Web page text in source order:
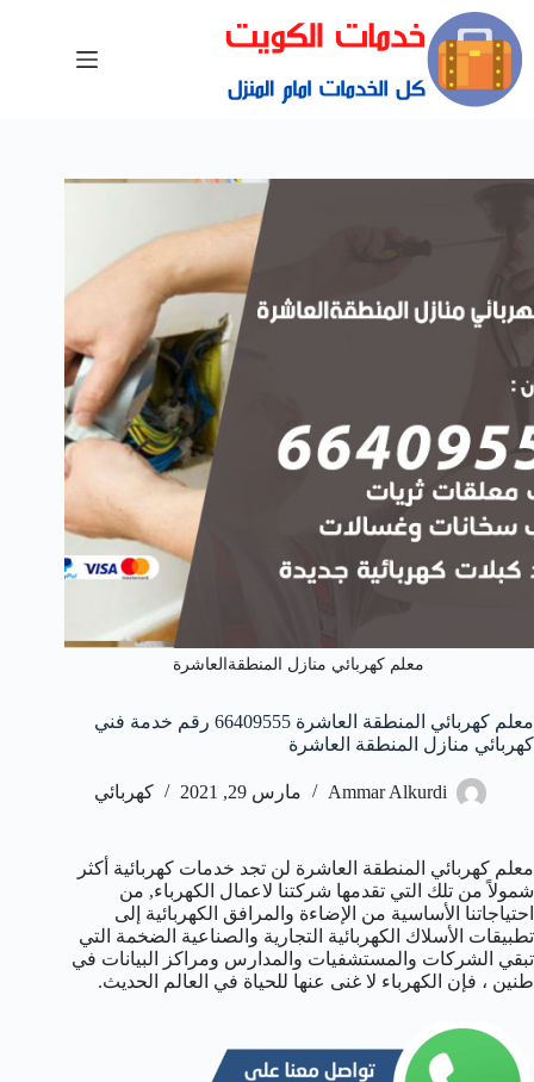
معلم كهربائي منازل المنطقةالعاشرة
معلم كهربائي المنطقة العاشرة 66409555 رقم خدمة فني
كهربائي منازل المنطقة العاشرة
Ammar Alkurdi مارس 29, 2021 كهربائي
معلم كهربائي المنطقة العاشرة لن تجد خدمات كهربائية أكثر
شمولاً من تلك التي تقدمها شركتنا لاعمال الكهرباء, من
احتياجاتنا الأساسية من الإضاءة والمرافق الكهربائية إلى
تطبيقات الأسلاك الكهربائية التجارية والصناعية الضخمة التي
تبقي الشركات والمستشفيات والمدارس ومراكز البيانات في
طنين ، فإن الكهرباء لا غنى عنها للحياة في العالم الحديث.